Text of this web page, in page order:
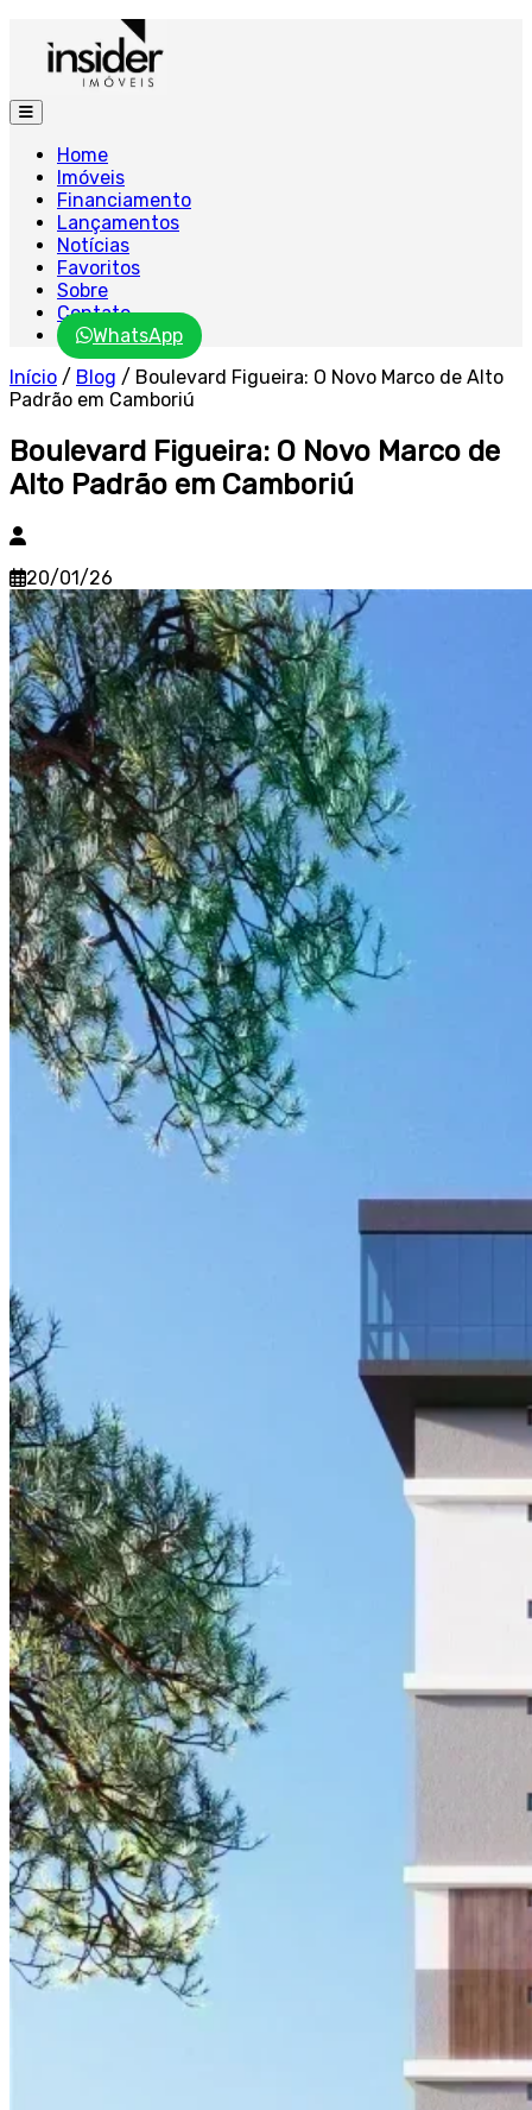
Home
Imóveis
Financiamento
Lançamentos
Notícias
Favoritos
Sobre
Contato
WhatsApp
Início / Blog / Boulevard Figueira: O Novo Marco de Alto
Padrão em Camboriú
Boulevard Figueira: O Novo Marco de
Alto Padrão em Camboriú
20/01/26